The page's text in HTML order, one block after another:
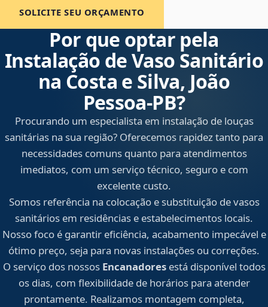
SOLICITE SEU ORÇAMENTO
Por que optar pela
Instalação de Vaso Sanitário
na Costa e Silva, João
Pessoa‑PB?
Procurando um especialista em instalação de louças
sanitárias na sua região? Oferecemos rapidez tanto para
necessidades comuns quanto para atendimentos
imediatos, com um serviço técnico, seguro e com
excelente custo.
Somos referência na colocação e substituição de vasos
sanitários em residências e estabelecimentos locais.
Nosso foco é garantir eficiência, acabamento impecável e
ótimo preço, seja para novas instalações ou correções.
O serviço dos nossos Encanadoresestá disponível todos
os dias, com flexibilidade de horários para atender
prontamente. Realizamos montagem completa,